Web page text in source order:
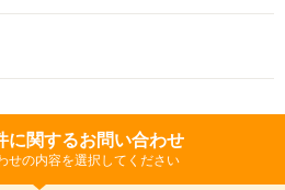
に関するお問い合わせ
せの内容を選択してください